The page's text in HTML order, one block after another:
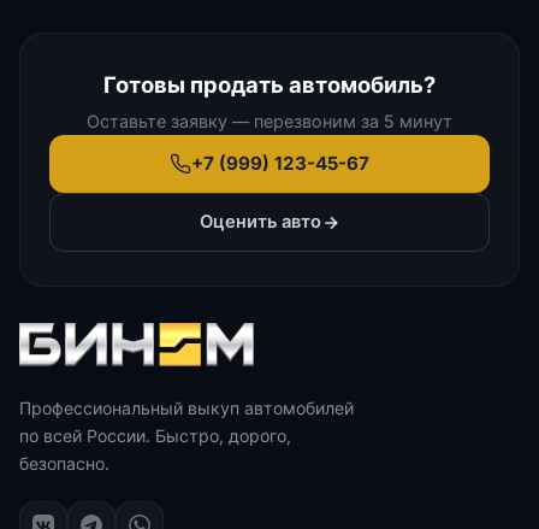
Готовы продать автомобиль?
Оставьте заявку — перезвоним за 5 минут
+7 (999) 123-45-67
Оценить авто
Профессиональный выкуп автомобилей
по всей России. Быстро, дорого,
безопасно.